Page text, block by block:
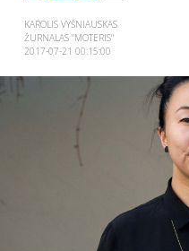
GROŽIS
HOROSKOPAI
KAROLIS VYŠNIAUSKAS
ŽURNALAS "MOTERIS"
2017-07-21 00:15:00